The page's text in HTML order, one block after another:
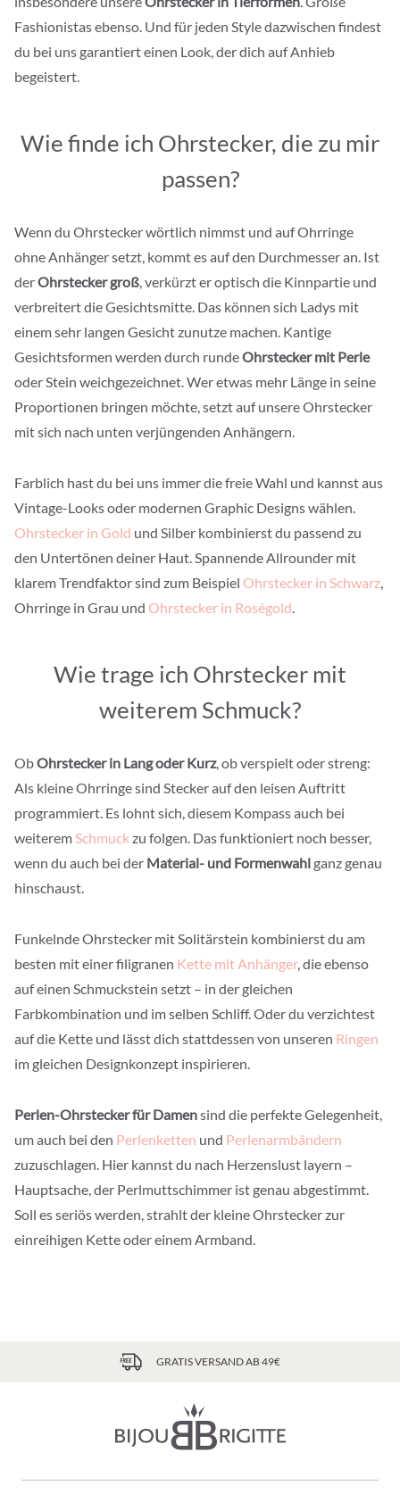
Fashionistas ebenso. Und für jeden Style dazwischen findest
du bei uns garantiert einen Look, der dich auf Anhieb
begeistert.
Wie finde ich Ohrstecker, die zu mir
passen?
Wenn du Ohrstecker wörtlich nimmst und auf Ohrringe
ohne Anhänger setzt, kommt es auf den Durchmesser an. Ist
derOhrstecker groß, verkürzt er optisch die Kinnpartie und
verbreitert die Gesichtsmitte. Das können sich Ladys mit
einem sehr langen Gesicht zunutze machen. Kantige
Gesichtsformen werden durch rundeOhrstecker mit Perle
oder Stein weichgezeichnet. Wer etwas mehr Länge in seine
Proportionen bringen möchte, setzt auf unsere Ohrstecker
mit sich nach unten verjüngenden Anhängern.
Farblich hast du bei uns immer die freie Wahl und kannst aus
Vintage-Looks oder modernen Graphic Designs wählen.
Ohrstecker in Gold und Silber kombinierst du passend zu
den Untertönen deiner Haut. Spannende Allrounder mit
klarem Trendfaktor sind zum Beispiel Ohrstecker in Schwarz,
Ohrringe in Grau und Ohrstecker in Roségold.
Wie trage ich Ohrstecker mit
weiterem Schmuck?
ObOhrstecker in Lang oder Kurz, ob verspielt oder streng:
Als kleine Ohrringe sind Stecker auf den leisen Auftritt
programmiert. Es lohnt sich, diesem Kompass auch bei
weiteremSchmuckzu folgen. Das funktioniert noch besser,
wenn du auch bei der Material- und Formenwahl ganz genau
hinschaust.
Funkelnde Ohrstecker mit Solitärstein kombinierst du am
besten mit einer filigranen Kette mit Anhänger, die ebenso
auf einen Schmuckstein setzt – in der gleichen
Farbkombination und im selben Schliff. Oder du verzichtest
auf die Kette und lässt dich stattdessen von unseren Ringen
im gleichen Designkonzept inspirieren.
Perlen-Ohrstecker für Damensind die perfekte Gelegenheit,
um auch bei den Perlenketten und Perlenarmbändern
zuzuschlagen. Hier kannst du nach Herzenslust layern –
Hauptsache, der Perlmuttschimmer ist genau abgestimmt.
Soll es seriös werden, strahlt der kleine Ohrstecker zur
einreihigen Kette oder einem Armband.
GRATIS VERSAND AB 49€